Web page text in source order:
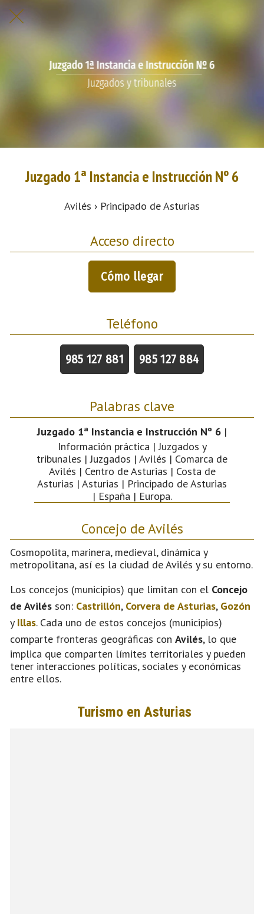
Juzgado 1ª Instancia e Instrucción Nº 6
Avilés › Principado de Asturias
Acceso directo
Cómo llegar
Teléfono
985 127 881 985 127 884
Palabras clave
Juzgado 1ª Instancia e Instrucción Nº 6 |
Información práctica | Juzgados y
tribunales | Juzgados | Avilés | Comarca de
Avilés | Centro de Asturias | Costa de
Asturias | Asturias | Principado de Asturias
| España | Europa.
Concejo de Avilés
Cosmopolita, marinera, medieval, dinámica y
metropolitana, así es la ciudad de Avilés y su entorno.
Los concejos (municipios) que limitan con el Concejo
de Avilés son: Castrillón, Corvera de Asturias, Gozón
y Illas. Cada uno de estos concejos (municipios)
comparte fronteras geográficas con Avilés, lo que
implica que comparten límites territoriales y pueden
tener interacciones políticas, sociales y económicas
entre ellos.